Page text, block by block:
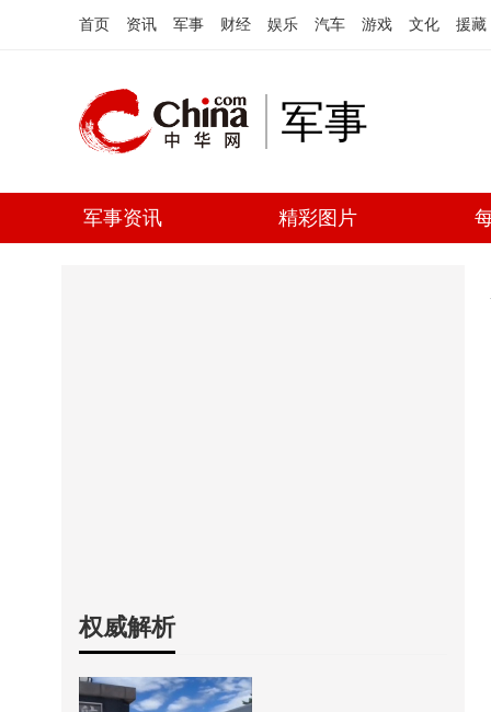
首页 资讯 军事 财经 娱乐 汽车 游戏 文化 援藏
军事
军事资讯 精彩图片
权威解析